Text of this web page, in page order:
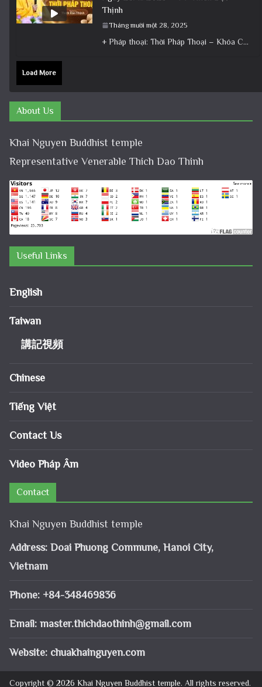
Thịnh
Tháng mười một 28, 2025
+ Pháp thoại: Thời Pháp Thoại – Khóa Chuyên Tu Ngày 23/11/2025 – TT Thích Đạo Thịnh + Album: Pháp
Load More
About Us
Khai Nguyen Buddhist temple
Representative Venerable Thich Dao Thinh
Useful Links
English
Taiwan
講記視頻
Chinese
Tiếng Việt
Contact Us
Video Pháp Âm
Contact
Khai Nguyen Buddhist temple
Address: Doai Phuong Commune, Hanoi City,
Vietnam
Phone: +84-348469836
Email: master.thichdaothinh@gmail.com
Website: chuakhainguyen.com
Copyright © 2026 Khai Nguyen Buddhist temple. All rights reserved.